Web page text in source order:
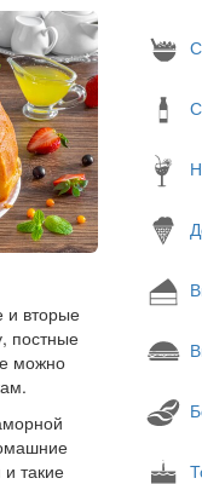
и вторые
постные
можно
такие